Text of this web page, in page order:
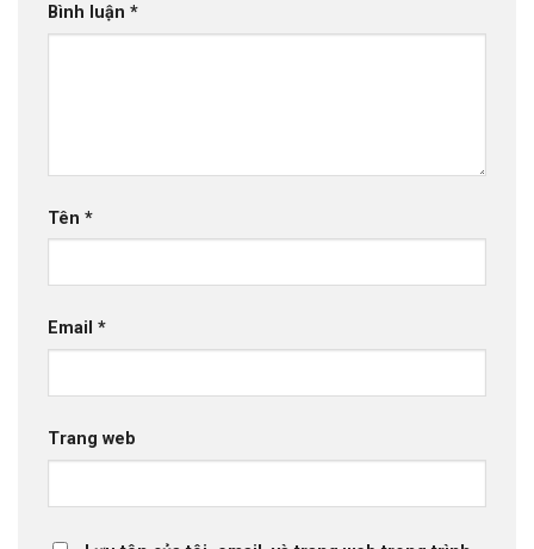
Bình luận *
Tên *
Email *
Trang web